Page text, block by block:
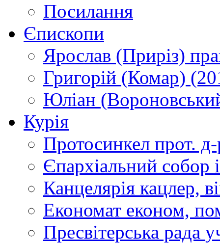
Посилання
Єпископи
Ярослав (Приріз)
Григорій (Комар)
Юліан
Курія
Протосинкел прот.
Єпархіальний собор
Канцелярія кацлер,
Економат економ,
Пресвітерська рада